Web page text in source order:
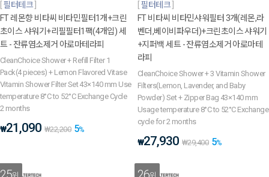
필터테크
FT 레몬향 비타씨 비타민필터1개+크린
초이스 샤워기+리필필터1팩(4개입) 세
트 - 잔류염소제거 아로마테라피
CleanChoice Shower + Refill Filter 1
Pack(4 pieces) + Lemon Flavored Vitase
Vitamin Shower Filter Set 43×140 mm Use
temperature 8°C to 52°C Exchange Cycle
2 months
₩21,090 ₩22,200 5%
필터테크
FT 비타씨 비타민샤워필터 3개(레몬,라
벤더,베이비파우더)+크린초이스 샤워기
+지퍼백 세트 - 잔류염소제거 아로마테
라피
CleanChoice Shower + 3 Vitamin Shower
Filters(Lemon, Lavender, and Baby
Powder) Set + Zipper Bag 43×140 mm
Usage temperature 8°C to 52°C Exchange
cycle for 2 months
₩27,930 ₩29,400 5%